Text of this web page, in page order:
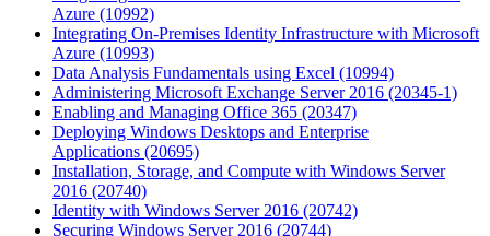
Azure (10992)
Integrating On-Premises Identity Infrastructure with Microsoft
Azure (10993)
Data Analysis Fundamentals using Excel (10994)
Administering Microsoft Exchange Server 2016 (20345-1)
Enabling and Managing Office 365 (20347)
Deploying Windows Desktops and Enterprise
Applications (20695)
Installation, Storage, and Compute with Windows Server
2016 (20740)
Identity with Windows Server 2016 (20742)
Securing Windows Server 2016 (20744)